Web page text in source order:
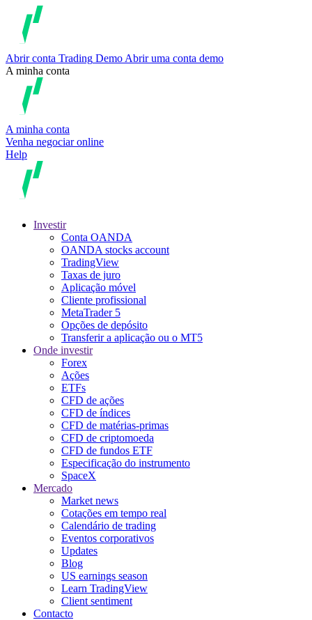
Abrir conta Trading Demo Abrir uma conta demo
A minha conta
A minha conta
Venha negociar online
Help
Investir
Conta OANDA
OANDA stocks account
TradingView
Taxas de juro
Aplicação móvel
Cliente profissional
MetaTrader 5
Opções de depósito
Transferir a aplicação ou o MT5
Onde investir
Forex
Ações
ETFs
CFD de ações
CFD de índices
CFD de matérias-primas
CFD de criptomoeda
CFD de fundos ETF
Especificação do instrumento
SpaceX
Mercado
Market news
Cotações em tempo real
Calendário de trading
Eventos corporativos
Updates
Blog
US earnings season
Learn TradingView
Client sentiment
Contacto